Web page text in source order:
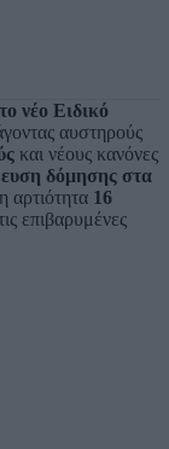
νέο Ειδικό
αυστηρούς
και νέους κανόνες
δόμησης στα
αρτιότητα 16
επιβαρυμένες